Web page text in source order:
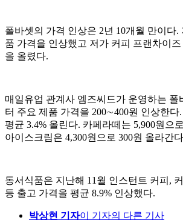
폴바셋의 가격 인상은 2년 10개월 만이다.
품 가격을 인상했고 저가 커피 프랜차이
을 올렸다.
매일유업 관계사 엠즈씨드가 운영하는 폴
터 주요 제품 가격을 200∼400원 인상한다
평균 3.4% 올린다. 카페라떼는 5,900원으
아이스크림은 4,300원으로 300원 올라간
동서식품은 지난해 11월 인스턴트 커피,
등 출고 가격을 평균 8.9% 인상했다.
박상현 기자이 기자의 다른 기사